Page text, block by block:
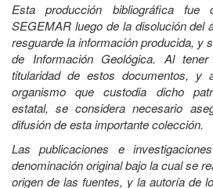
Esta producción bibliográfica
SEGEMAR luego de la disolución del
resguarde la información producida, y
de Información Geológica. Al
titularidad de estos documentos,
organismo que custodia dicho
estatal, se considera necesario
difusión de esta importante colección.
Las publicaciones e
denominación original bajo la cual se
origen de las fuentes, y la autoría de